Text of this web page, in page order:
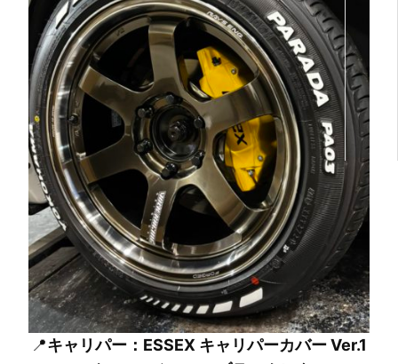
📍キャリパー：ESSEX キャリパーカバー Ver.1